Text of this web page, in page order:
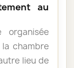
au
chambre
lieu de